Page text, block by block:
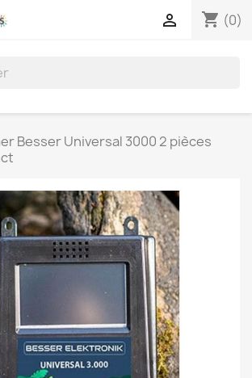
shopping_cart (0)

Besser Universal 3000 2 pièces